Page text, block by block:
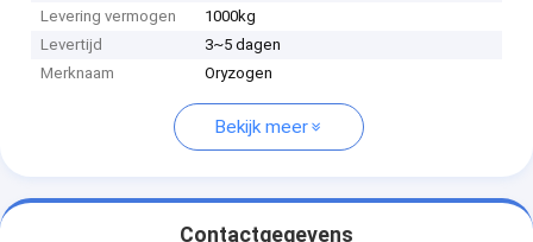
Levering vermogen
1000kg
Levertijd
3~5 dagen
Merknaam
Oryzogen
Bekijk meer
Contactgegevens